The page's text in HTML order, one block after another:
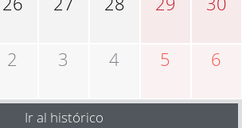
2 3 4 5 6
Ir al histórico